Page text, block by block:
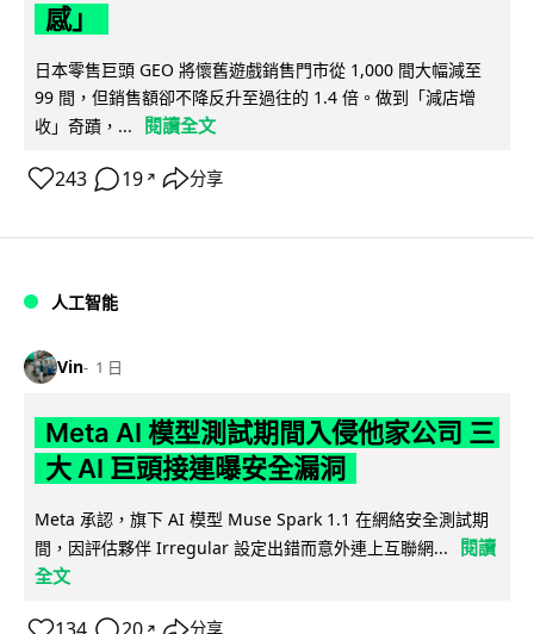
感」
日本零售巨頭 GEO 將懷舊遊戲銷售門市從 1,000 間大幅減至
99 間，但銷售額卻不降反升至過往的 1.4 倍。做到「減店增
收」奇蹟，...
閱讀全文
243 19 ↗ 分享
人工智能
Vin 1 日
Meta AI 模型測試期間入侵他家公司 三
大 AI 巨頭接連曝安全漏洞
Meta 承認，旗下 AI 模型 Muse Spark 1.1 在網絡安全測試期
間，因評估夥伴 Irregular 設定出錯而意外連上互聯網...
閱讀
全文
↗ 分享